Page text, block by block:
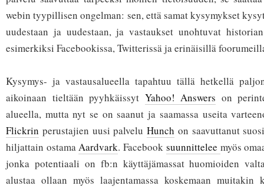
webin tyypillisen ongelman: sen, että samat kysymykset
uudestaan ja uudestaan, ja vastaukset unohtuvat
esimerkiksi Facebookissa, Twitterissä ja erinäisillä
Kysymys- ja vastausalueella tapahtuu tällä hetkellä
aikoinaan tieltään pyyhkäissyt Yahoo! Answers on
alueella, mutta nyt se on saanut ja saamassa useita
Flickrin perustajien uusi palveluHunch on saavuttanut
hiljattain ostamaAardvark. Facebook suunnittelee myös
jonka potentiaali on fb:n käyttäjämassat huomioiden
alustaa ollaan myös laajentamassa koskemaan muitakin